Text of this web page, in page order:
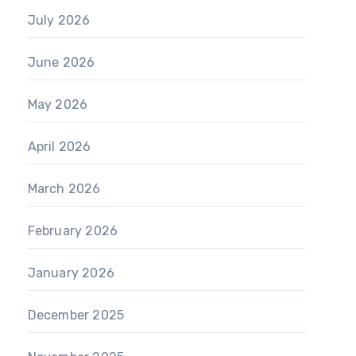
July 2026
June 2026
May 2026
April 2026
March 2026
February 2026
January 2026
December 2025